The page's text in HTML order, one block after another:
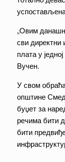
„Овим
сви директни
плата у
Вучен.
У свом
општине
буџет за
речима бити
бити